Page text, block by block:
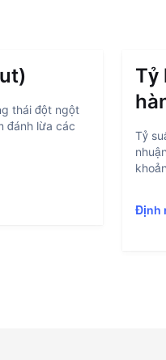
thái đột ngột
đánh lừa các
Tỷ
Tỷ
Định